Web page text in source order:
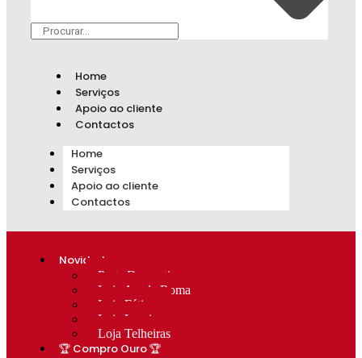
Home
Serviços
Apoio ao cliente
Contactos
Home
Serviços
Apoio ao cliente
Contactos
Novidades
Prata Decorativa
Loja Av. de Roma
Loja Fátima
Loja Lumiar
Loja Telheiras
🏆 Compro Ouro 🏆